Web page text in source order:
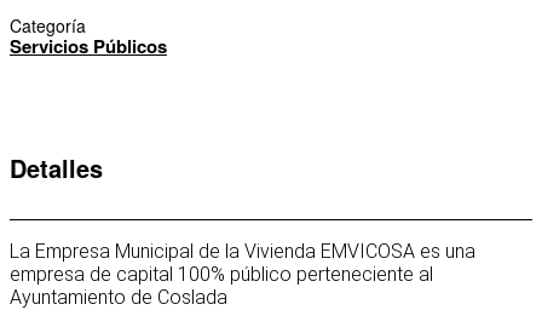
Categoría
Servicios Públicos
Detalles
La Empresa Municipal de la Vivienda EMVICOSA es una
empresa de capital 100% público perteneciente al
Ayuntamiento de Coslada